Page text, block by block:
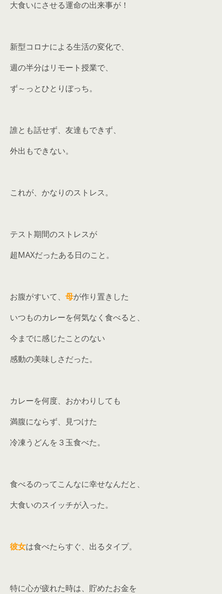
大食いにさせる運命の出来事が！
新型コロナによる生活の変化で、
週の半分はリモート授業で、
ず～っとひとりぼっち。
誰とも話せず、友達もできず、
外出もできない。
これが、かなりのストレス。
テスト期間のストレスが
超MAXだったある日のこと。
お腹がすいて、 母が作り置きした
いつものカレーを何気なく食べると、
今までに感じたことのない
感動の美味しさだった。
カレーを何度、おかわりしても
満腹にならず、見つけた
冷凍うどんを３玉食べた。
食べるのってこんなに幸せなんだと、
大食いのスイッチが入った。
彼女は食べたらすぐ、出るタイプ。
特に心が疲れた時は、貯めたお金を